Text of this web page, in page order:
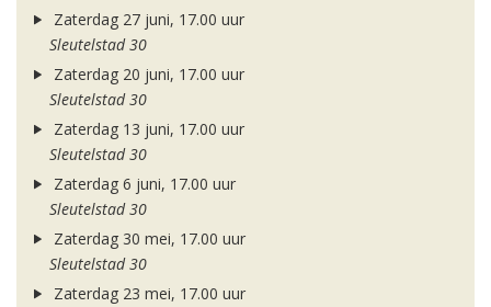
Zaterdag 27 juni, 17.00 uur
Sleutelstad 30
Zaterdag 20 juni, 17.00 uur
Sleutelstad 30
Zaterdag 13 juni, 17.00 uur
Sleutelstad 30
Zaterdag 6 juni, 17.00 uur
Sleutelstad 30
Zaterdag 30 mei, 17.00 uur
Sleutelstad 30
Zaterdag 23 mei, 17.00 uur